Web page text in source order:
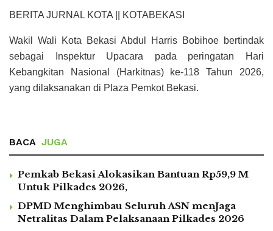
BERITA JURNAL KOTA || KOTABEKASI
Wakil Wali Kota Bekasi Abdul Harris Bobihoe bertindak
sebagai Inspektur Upacara pada peringatan Hari
Kebangkitan Nasional (Harkitnas) ke-118 Tahun 2026,
yang dilaksanakan di Plaza Pemkot Bekasi.
BACA JUGA
Pemkab Bekasi Alokasikan Bantuan Rp59,9 M
Untuk Pilkades 2026,
DPMD Menghimbau Seluruh ASN menJaga
Netralitas Dalam Pelaksanaan Pilkades 2026